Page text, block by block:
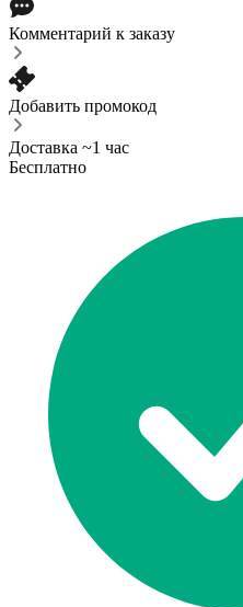
Комментарий к заказу
Добавить промокод
Доставка ~1 час
Бесплатно